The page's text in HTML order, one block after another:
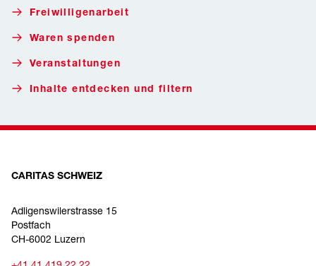
Freiwilligenarbeit
Waren spenden
Veranstaltungen
Inhalte entdecken und filtern
CARITAS SCHWEIZ
Adligenswilerstrasse 15
Postfach
CH-6002 Luzern